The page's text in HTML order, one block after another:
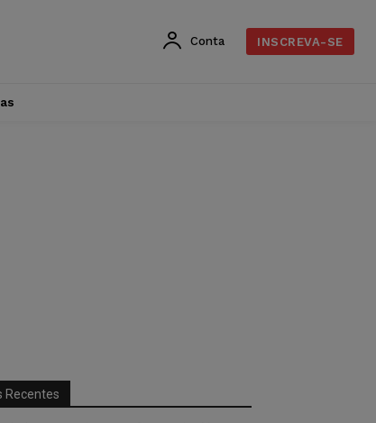
Conta INSCREVA-SE
Recentes